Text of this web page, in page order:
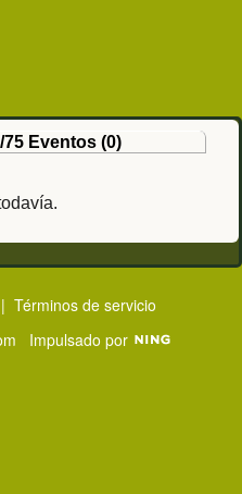
Eventos (0)
| Términos de servicio
Impulsado por